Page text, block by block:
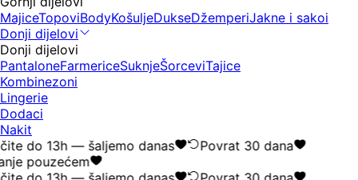
MajiceTopoviBodyKošuljeDukseDžemperiJakne i sakoi
Donji dijelovi
Donji dijelovi
PantaloneFarmericeSuknjeŠorceviTajice
Kombinezoni
Lingerie
Dodaci
Nakit
do 13h — šaljemo danas
Povrat 30 dana
pouzećem